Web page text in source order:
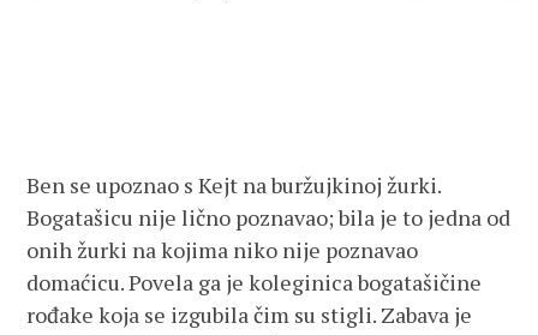
Ben se upoznao s Kejt na buržujkinoj žurki.
Bogatašicu nije lično poznavao; bila je to jedna od
onih žurki na kojima niko nije poznavao
domaćicu. Povela ga je koleginica bogatašičine
rođake koja se izgubila čim su stigli. Zabava je